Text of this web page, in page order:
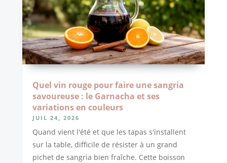
Quel vin rouge pour faire une sangria
savoureuse : le Garnacha et ses
variations en couleurs
JUIL 24, 2026
Quand vient l'été et que les tapas s'installent
sur la table, difficile de résister à un grand
pichet de sangria bien fraîche. Cette boisson